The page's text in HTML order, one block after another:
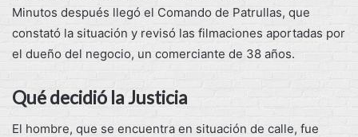
Minutos después llegó el Comando de Patrullas, que
constató la situación y revisó las filmaciones aportadas por
el dueño del negocio, un comerciante de 38 años.
Qué decidió la Justicia
El hombre, que se encuentra en situación de calle, fue